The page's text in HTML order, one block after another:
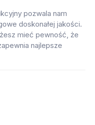
pozwala nam
doskonałej jakości.
mieć pewność, że
najlepsze